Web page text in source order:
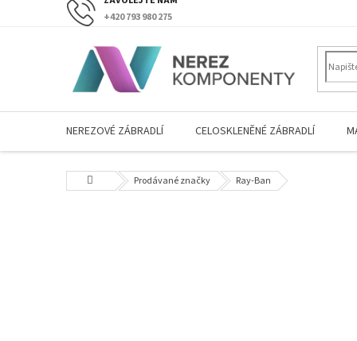
+420 793 980 275
NEREZOVÉ ZÁBRADLÍ CELOSKLENĚNÉ ZÁBRADLÍ
Domů Prodávané značky Ray-Ban